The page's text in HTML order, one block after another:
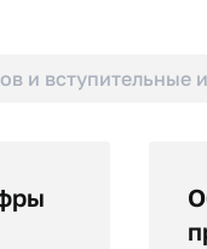
и вступительные